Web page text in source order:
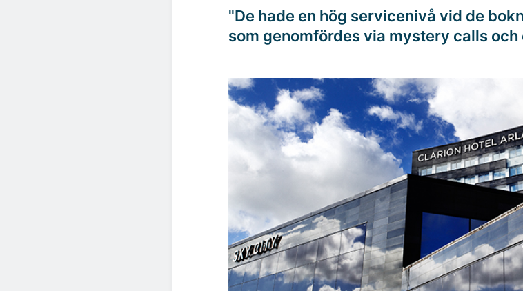
"De hade en hög servicenivå vid de
som genomfördes via mystery calls